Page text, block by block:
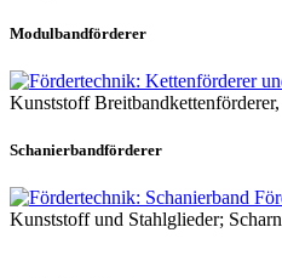
Modulbandförderer
Kunststoff
Schanierbandförderer
Kunststoff und Stahlglieder;